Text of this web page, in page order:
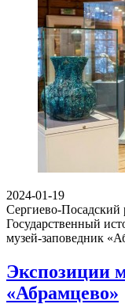
2024-01-19
Сергиево-Посадский
Государственный
музей-заповедник
Экспозиции
«Абрамцево»